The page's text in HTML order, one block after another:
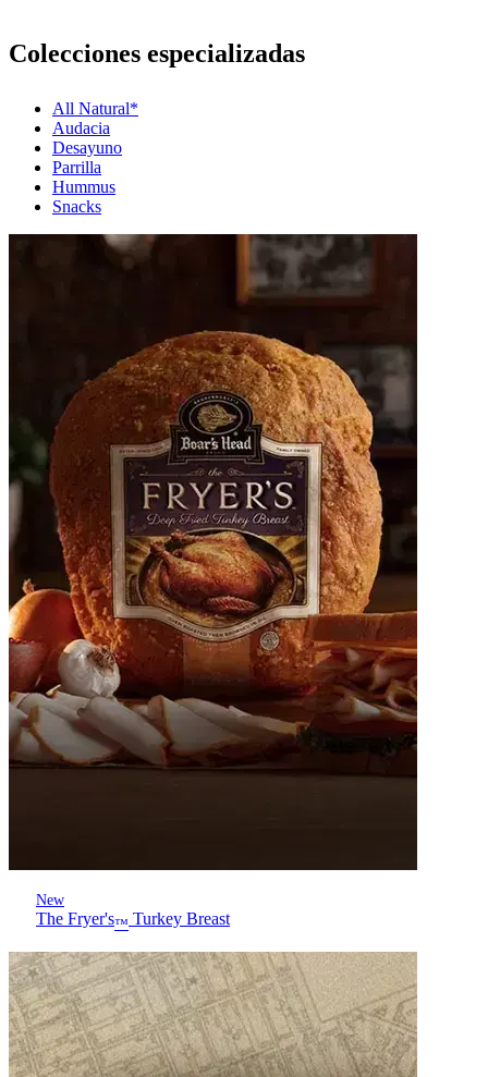
Colecciones especializadas
All Natural*
Audacia
Desayuno
Parrilla
Hummus
Snacks
New
The Fryer's™ Turkey Breast